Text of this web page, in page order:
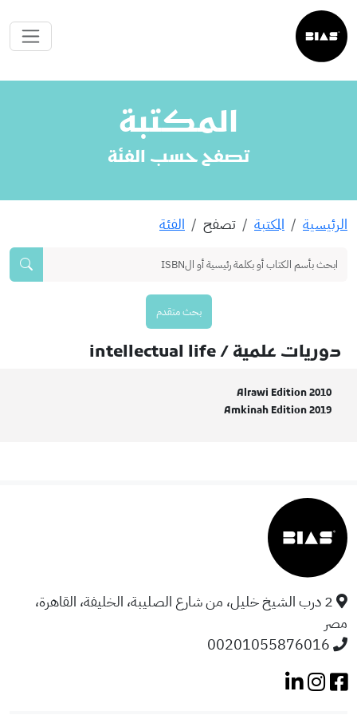
المكتبة
تصفح حسب الفئة
الرئيسية المكتبة تصفح الفئة
بحث متقدم
دوريات علمية / intellectual life
Alrawi Edition 2010
Amkinah Edition 2019
2 درب الشيخ خليل، من شارع الصليبة، الخليفة، القاهرة،
مصر